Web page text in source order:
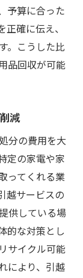
予算に合った
確に伝え、
。こうした比
品回収が可能
減
分の費用を大
定の家電や家
ってくれる業
越サービスの
供している場
的な対策とし
サイクル可能
により、引越